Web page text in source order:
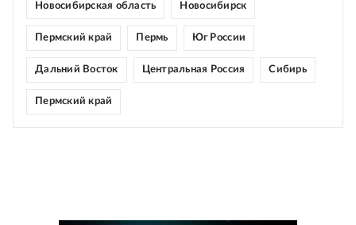
Новосибирская область Новосибирск
Пермский край Пермь Юг России
Дальний Восток Центральная Россия Сибирь
Пермский край